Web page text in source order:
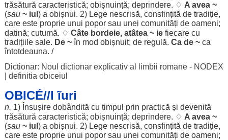
trăsătură caracteristică; obișnuință; deprindere. ♢ A avea ~
(sau ~ iul ) a obișnui. 2) Lege nescrisă, consfințită de tradiție,
care este proprieunui poporsau unei comunități de oameni;
datină; cutumă. ♢ Câte bordeie, atâtea~ ie fiecarecu
tradițiile sale. De ~în mod obișnuit; de regulă. Ca de ~ca
întotdeauna. /
Dictionar: Noul dictionar explicativ al limbii romane - NODEX
definitia obiceiul
OBICÉ//I ĩuri
n. 1) Însușire dobândită cu timpul prin practică și devenită
trăsătură caracteristică; obișnuință; deprindere. ♢ A avea ~
(sau ~ iul ) a obișnui. 2) Lege nescrisă, consfințită de tradiție,
care este proprieunui poporsau unei comunități de oameni;